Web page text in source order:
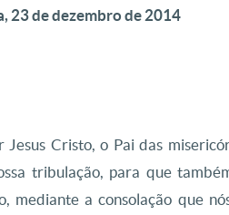
23 de dezembro de 2014
Jesus Cristo, o Pai das
tribulação, para que
mediante a consolação que